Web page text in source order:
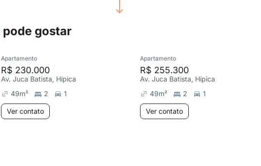
gostar
Apartamento
R$ 230.000
Av. Juca Batista, Hípica
49m² 2 1
Ver contato
Apartamento
R$ 255.300
Av. Juca Batista, Hípica
49m² 2 1
Ver contato